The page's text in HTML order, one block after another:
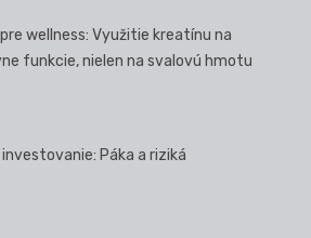
wellness: Využitie kreatínu na
funkcie, nielen na svalovú hmotu
Páka a riziká